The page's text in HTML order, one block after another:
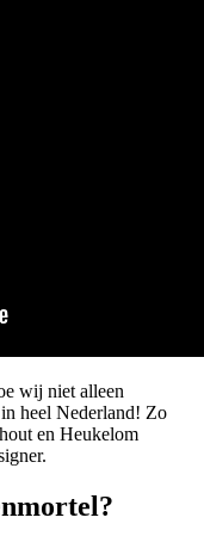
wij niet alleen
heel Nederland! Zo
en Heukelom